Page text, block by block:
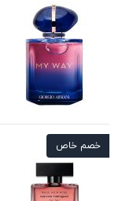
خصم خاص